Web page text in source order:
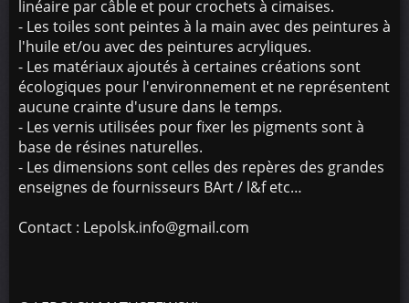
linéaire par câble et pour crochets à cimaises.
- Les toiles sont peintes à la main avec des peintures à
l'huile et/ou avec des peintures acryliques.
- Les matériaux ajoutés à certaines créations sont
écologiques pour l'environnement et ne représentent
aucune crainte d'usure dans le temps.
- Les vernis utilisées pour fixer les pigments sont à
base de résines naturelles.
- Les dimensions sont celles des repères des grandes
enseignes de fournisseurs BArt / l&f etc…
Contact : Lepolsk.info@gmail.com